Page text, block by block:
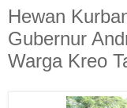
Hewan
Gubernur
Warga Kreo